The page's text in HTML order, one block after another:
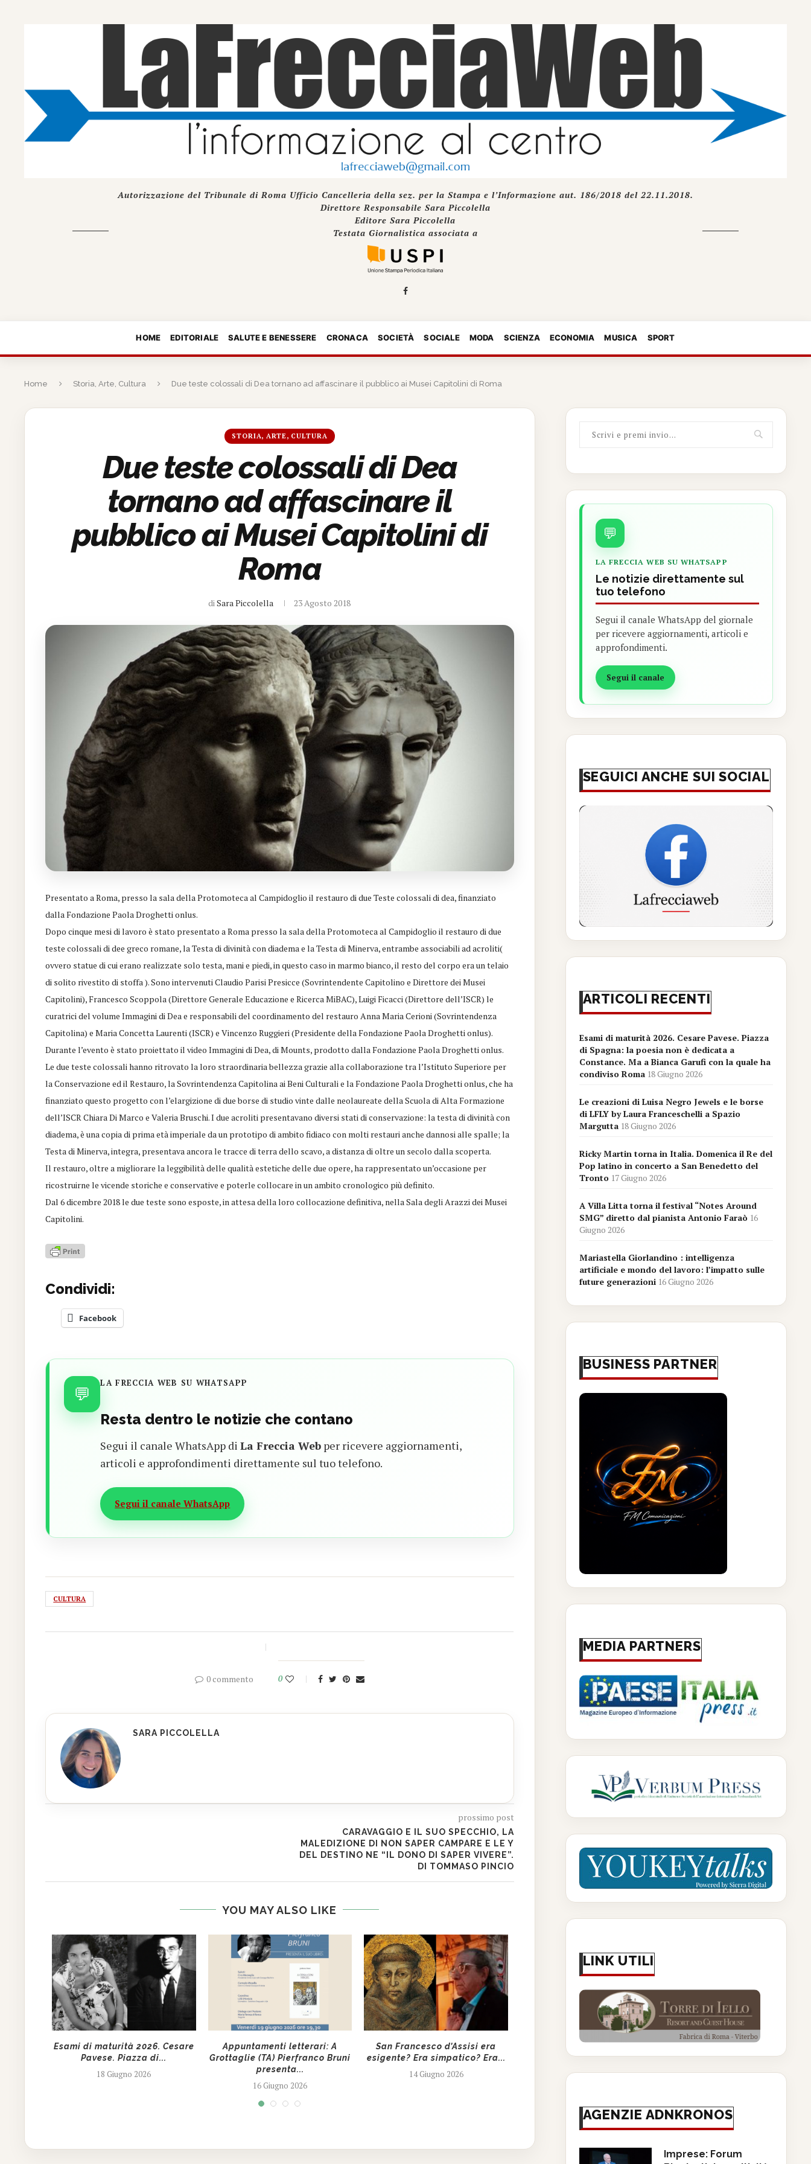
Autorizzazione del Tribunale di Roma Ufficio Cancelleria della sez. per la Stampa e l’Informazione aut. 186/2018 del 22.11.2018.
Direttore Responsabile Sara Piccolella
Editore Sara Piccolella
Testata Giornalistica associata a
HOME EDITORIALE SALUTE E BENESSERE CRONACA SOCIETÀ SOCIALE MODA SCIENZA ECONOMIA MUSICA SPORT
Home Storia, Arte, Cultura Due teste colossali di Dea tornano ad affascinare il pubblico ai Musei Capitolini di Roma
STORIA, ARTE, CULTURA
Due teste colossali di Dea
tornano ad affascinare il
pubblico ai Musei Capitolini di
Roma
diSara Piccolella 23 Agosto 2018
Presentato a Roma, presso la sala della Protomoteca al Campidoglio il restauro di due Teste colossali di dea, finanziato
dalla Fondazione Paola Droghetti onlus.
Dopo cinque mesi di lavoro è stato presentato a Roma presso la sala della Protomoteca al Campidoglio il restauro di due
teste colossali di dee greco romane, la Testa di divinità con diadema e la Testa di Minerva, entrambe associabili ad acroliti(
ovvero statue di cui erano realizzate solo testa, mani e piedi, in questo caso in marmo bianco, il resto del corpo era un telaio
di solito rivestito di stoffa ). Sono intervenuti Claudio Parisi Presicce (Sovrintendente Capitolino e Direttore dei Musei
Capitolini), Francesco Scoppola (Direttore Generale Educazione e Ricerca MiBAC), Luigi Ficacci (Direttore dell’ISCR) le
curatrici del volume Immagini di Dea e responsabili del coordinamento del restauro Anna Maria Cerioni (Sovrintendenza
Capitolina) e Maria Concetta Laurenti (ISCR) e Vincenzo Ruggieri (Presidente della Fondazione Paola Droghetti onlus).
Durante l’evento è stato proiettato il video Immagini di Dea, di Mounts, prodotto dalla Fondazione Paola Droghetti onlus.
Le due teste colossali hanno ritrovato la loro straordinaria bellezza grazie alla collaborazione tra l’Istituto Superiore per
la Conservazione ed il Restauro, la Sovrintendenza Capitolina ai Beni Culturali e la Fondazione Paola Droghetti onlus, che ha
finanziato questo progetto con l’elargizione di due borse di studio vinte dalle neolaureate della Scuola di Alta Formazione
dell’ISCR Chiara Di Marco e Valeria Bruschi. I due acroliti presentavano diversi stati di conservazione: la testa di divinità con
diadema, è una copia di prima età imperiale da un prototipo di ambito fidiaco con molti restauri anche dannosi alle spalle; la
Testa di Minerva, integra, presentava ancora le tracce di terra dello scavo, a distanza di oltre un secolo dalla scoperta.
Il restauro, oltre a migliorare la leggibilità delle qualità estetiche delle due opere, ha rappresentato un’occasione per
ricostruirne le vicende storiche e conservative e poterle collocare in un ambito cronologico più definito.
Dal 6 dicembre 2018 le due teste sono esposte, in attesa della loro collocazione definitiva, nella Sala degli Arazzi dei Musei
Capitolini.
Condividi:
Facebook
💬 LA FRECCIA WEB SU WHATSAPP
Resta dentro le notizie che contano
Segui il canale WhatsApp diLa Freccia Web per ricevere aggiornamenti,
articoli e approfondimenti direttamente sul tuo telefono.
Segui il canale WhatsApp
CULTURA
0 commento 0
SARA PICCOLELLA
prossimo post
CARAVAGGIO E IL SUO SPECCHIO, LA
MALEDIZIONE DI NON SAPER CAMPARE E LE Y
DEL DESTINO NE “IL DONO DI SAPER VIVERE”.
DI TOMMASO PINCIO
YOU MAY ALSO LIKE
Esami di maturità 2026. Cesare
Pavese. Piazza di...
18 Giugno 2026
Appuntamenti letterari: A
Grottaglie (TA) Pierfranco Bruni
presenta...
16 Giugno 2026
San Francesco d’Assisi era
esigente? Era simpatico? Era...
14 Giugno 2026
che guarda...
11 Giugno 2026
e lo...
10 Giugno 2026
💬
LA FRECCIA WEB SU WHATSAPP
Le notizie direttamente sul
tuo telefono
Segui il canale WhatsApp del giornale
per ricevere aggiornamenti, articoli e
approfondimenti.
Segui il canale
SEGUICI ANCHE SUI SOCIAL
ARTICOLI RECENTI
Esami di maturità 2026. Cesare Pavese. Piazza
di Spagna: la poesia non è dedicata a
Constance. Ma a Bianca Garufi con la quale ha
condiviso Roma 18 Giugno 2026
Le creazioni di Luisa Negro Jewels e le borse
di LFLY by Laura Franceschelli a Spazio
Margutta 18 Giugno 2026
Ricky Martin torna in Italia. Domenica il Re del
Pop latino in concerto a San Benedetto del
Tronto 17 Giugno 2026
A Villa Litta torna il festival “Notes Around
SMG” diretto dal pianista Antonio Faraò 16
Giugno 2026
Mariastella Giorlandino : intelligenza
artificiale e mondo del lavoro: l’impatto sulle
future generazioni 16 Giugno 2026
BUSINESS PARTNER
MEDIA PARTNERS
LINK UTILI
AGENZIE ADNKRONOS
Imprese: Forum